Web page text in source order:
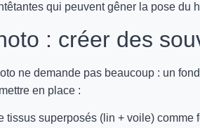
qui peuvent gêner la pose du
: créer des
ne demande pas beaucoup : un
en place :
tissus superposés (lin + voile) comme